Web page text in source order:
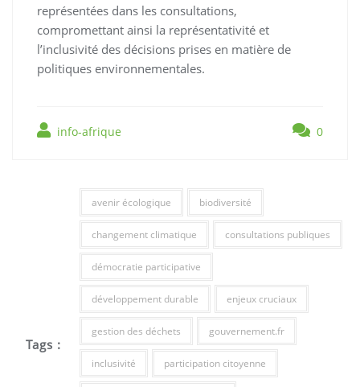
représentées dans les consultations,
compromettant ainsi la représentativité et
l’inclusivité des décisions prises en matière de
politiques environnementales.
info-afrique 0
Tags :
avenir écologique biodiversité
changement climatique consultations publiques
démocratie participative
développement durable enjeux cruciaux
gestion des déchets gouvernement.fr
inclusivité participation citoyenne